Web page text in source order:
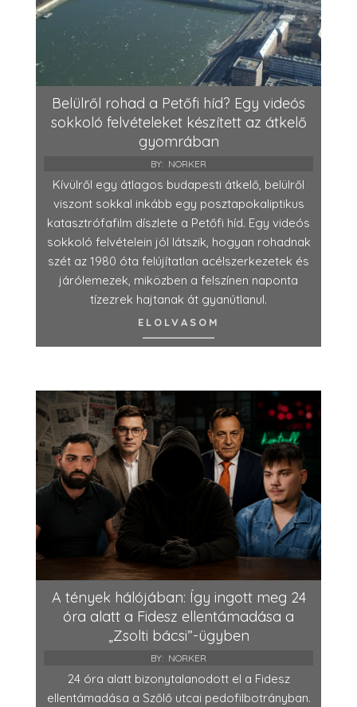
Belülről rohad a Petőfi híd? Egy videós
sokkoló felvételeket készített az átkelő
gyomrában
BY: NORKER
Kívülről egy átlagos budapesti átkelő, belülről
viszont sokkal inkább egy posztapokaliptikus
katasztrófafilm díszlete a Petőfi híd. Egy videós
sokkoló felvételein jól látszik, hogyan rohadnak
szét az 1980 óta felújítatlan acélszerkezetek és
járólemezek, miközben a felszínen naponta
tízezrek hajtanak át gyanútlanul.
ELOLVASOM
A tények hálójában: Így ingott meg 24
óra alatt a Fidesz ellentámadása a
„Zsolti bácsi”-ügyben
BY: NORKER
24 óra alatt bizonytalanodott el a Fidesz
ellentámadása a Szőlő utcai pedofilbotrányban.